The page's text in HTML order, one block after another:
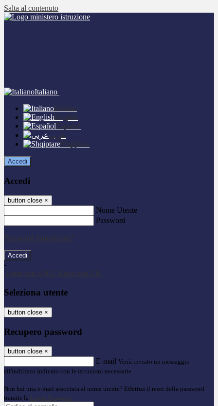
Salta al contenuto
Italiano
Italiano
English
Español
عربى
Shqiptare
Accedi
Accedi
button close ×
Nome Utente
Password
Password dimenticata?
-
Entra con SPID
Entra con CIE
Seleziona utente
button close ×
Recupero password
button close ×
E-mail Verrà inviato un messaggio
all'indirizzo indicato con le istruzioni necessarie.
Non hai una e-mail associata al nome utente? Effettua il reset della password
tramite la Login Spaggiari